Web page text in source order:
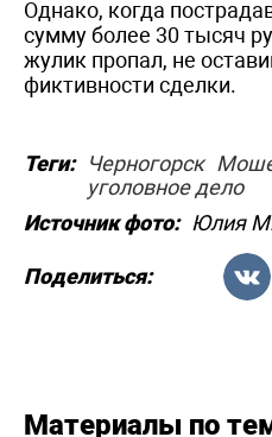
Однако, когда
сумму более 30 тысяч
жулик пропал, не
фиктивности сделки.
Теги: Черногорск
уголовное дело
Источник фото: Юлия
Поделиться:
Материалы по